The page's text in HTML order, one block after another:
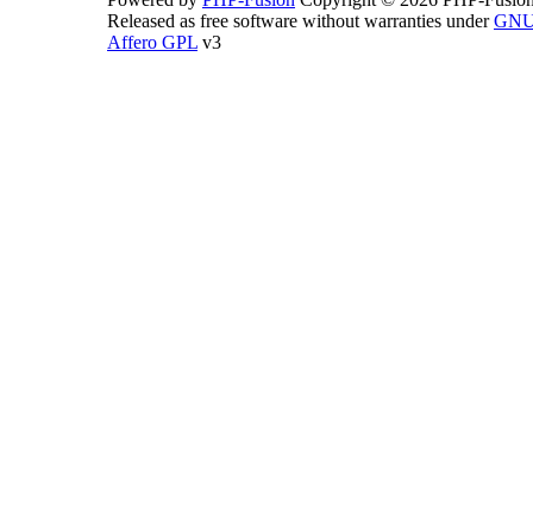
Released as free software without warranties under
Affero GPL v3